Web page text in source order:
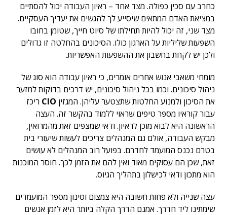
כחרב עם סכין כפולה. מצד אחד – ראיון העבודה יכול להסתיים
במציאת האדם המתאים שיסייע לך להגשים את יעדיך העסקיים.
מצד שני, זה יכול להיות תחילתו של סיוט חייך, שטומן בחובו
השפעות שליליות על הארגון כולו. הסיכונים בהחלטה זו גדולים
ולכן יש לקחת בחשבון את ההשפעות האפשריות.
מומחי משאבי אנוש אחרים אומרים, כי ראיון עבודה הוא סוג של
ניהול סיכונים. וכמו בכל ניהול סיכונים, יש דרכים בדוקות למזער
את הסיכון ולמנוע החלטות שתצטער עליהן. המגזין CIO ריכז
עבור קוראיו מספר טיפים שראוי ללמוד בהקשר זה. העצה
הראשונה היא לבוא מוכן לראיון. ודאי שמצפים זאת מהמרואין,
מבקש העבודה, אולם גם המנהלים צריכים לעשות שיעורי בית
בטרם נכנס המועמד לחדרם. בפועל רוב המנהלים לא עושים
זאת, שכן הם עסוקים מאוד ואין להם את הזמן לכך. חוסר המוכנות
הוא מתכון ודאי לכישלון בתהליך הגיוס.
עצה שנייה ולא פחות חשובה היא צמצום וסינון מספר המועמדים
שימתינו ליד חדרך. אמנם הדרך הקלה ביותר היא לזמן אנשים